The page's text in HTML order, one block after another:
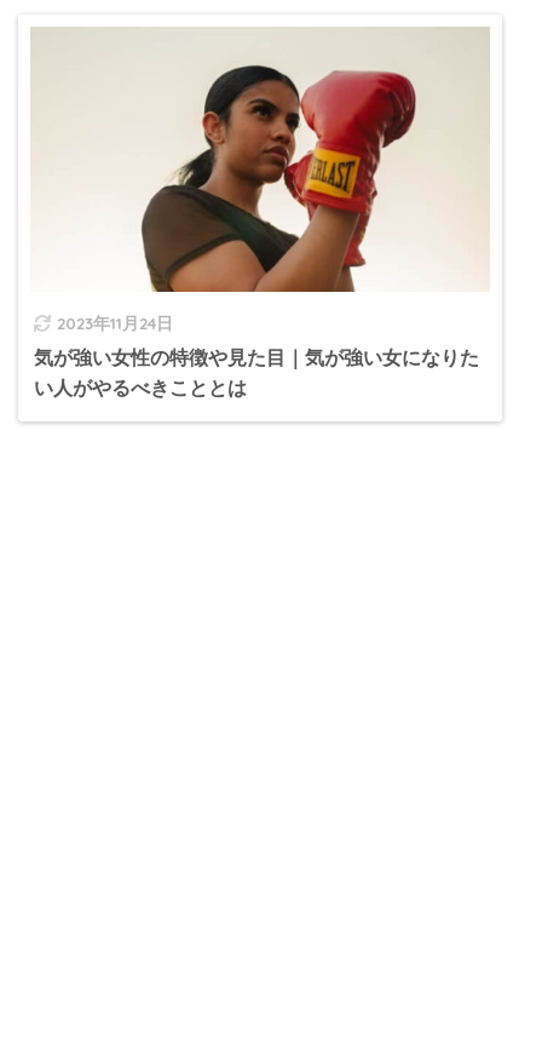
2023年11月24日
気が強い女性の特徴や見た目｜気が強い女になりた
い人がやるべきこととは